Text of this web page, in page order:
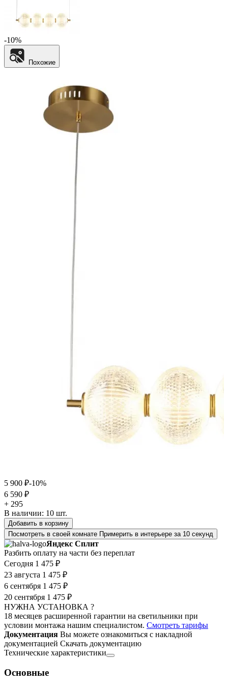
-10%
Похожие
5 900 ₽-10%
6 590 ₽
+ 295
В наличии: 10 шт.
Добавить в корзину
Посмотреть в своей комнате Примерить в интерьере за 10 секунд
Яндекс Сплит
Разбить оплату на части без переплат
Сегодня 1 475 ₽
23 августа 1 475 ₽
6 сентября 1 475 ₽
20 сентября 1 475 ₽
НУЖНА УСТАНОВКА ?
18 месяцев расширенной гарантии на светильники при
условии монтажа нашим специалистом. Смотреть тарифы
Документация Вы можете ознакомиться с накладной
документацией Скачать документацию
Технические характеристики
Основные